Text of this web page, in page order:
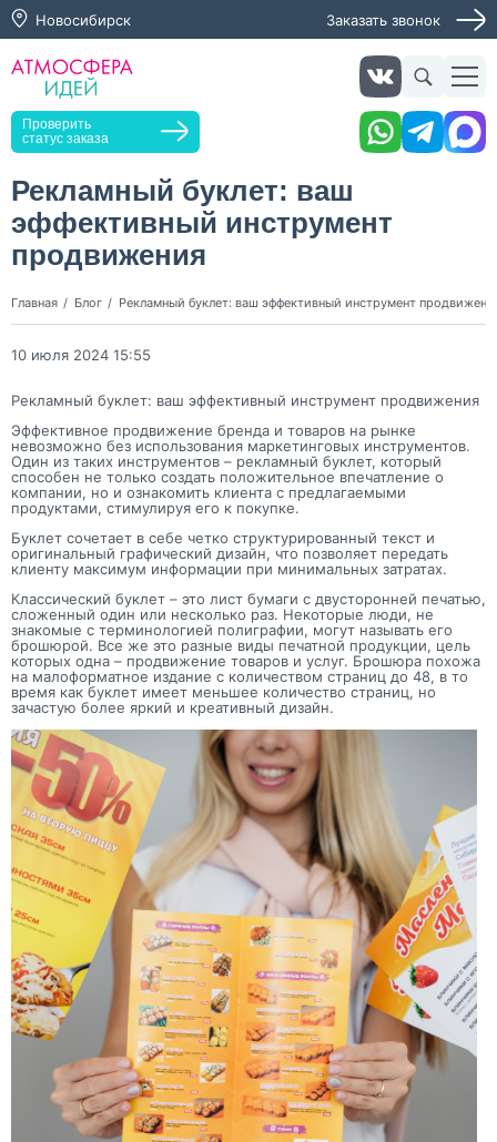
Новосибирск Заказать звонок
Проверить
статус заказа
Рекламный буклет: ваш
эффективный инструмент
продвижения
Главная Блог Рекламный буклет: ваш эффективный инструмент
10 июля 2024 15:55
Рекламный буклет: ваш эффективный инструмент продвижения
Эффективное продвижение бренда и товаров на рынке
невозможно без использования маркетинговых инструментов.
Один из таких инструментов – рекламный буклет, который
способен не только создать положительное впечатление о
компании, но и ознакомить клиента с предлагаемыми
продуктами, стимулируя его к покупке.
Буклет сочетает в себе четко структурированный текст и
оригинальный графический дизайн, что позволяет передать
клиенту максимум информации при минимальных затратах.
Классический буклет – это лист бумаги с двусторонней печатью,
сложенный один или несколько раз. Некоторые люди, не
знакомые с терминологией полиграфии, могут называть его
брошюрой. Все же это разные виды печатной продукции, цель
которых одна – продвижение товаров и услуг. Брошюра похожа
на малоформатное издание с количеством страниц до 48, в то
время как буклет имеет меньшее количество страниц, но
зачастую более яркий и креативный дизайн.
Заказать звонок
Нажимая кнопку "Оставить заявку", я даю согласие на
обработку персональных данных и согласие с политикой
конфиденциальности
Нажимая на кнопку, я даю согласие на получение
информационных и рекламных рассылок
Оставить